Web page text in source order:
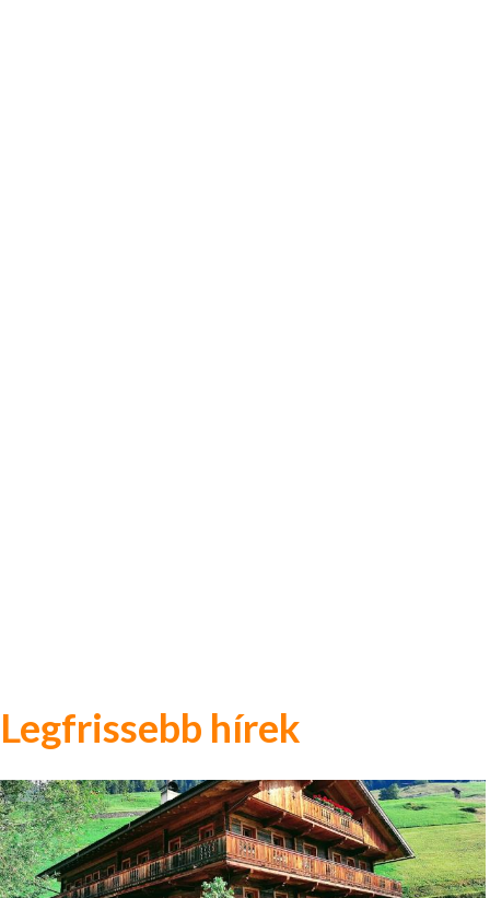
Legfrissebb hírek